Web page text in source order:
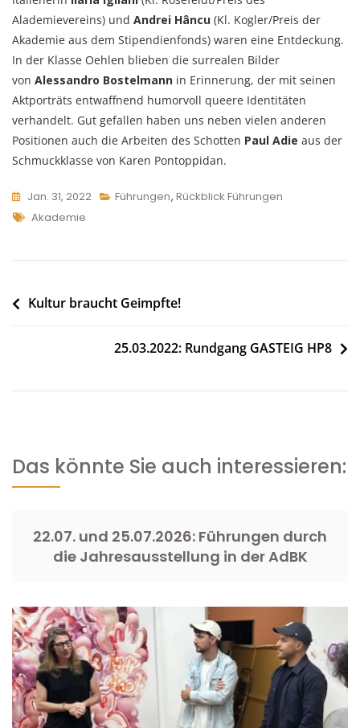
Alademievereins) und Andrei Hâncu (Kl. Kogler/Preis der
Akademie aus dem Stipendienfonds) waren eine Entdeckung.
In der Klasse Oehlen blieben die surrealen Bilder
von Alessandro Bostelmann in Erinnerung, der mit seinen
Aktporträts entwaffnend humorvoll queere Identitäten
verhandelt. Gut gefallen haben uns neben vielen anderen
Positionen auch die Arbeiten des Schotten Paul Adie aus der
Schmuckklasse von Karen Pontoppidan.
Jan. 31, 2022 Führungen, Rückblick Führungen
Tags
Akademie
Beitragsnavigation
Kultur braucht Geimpfte!
25.03.2022: Rundgang GASTEIG HP8
Das könnte Sie auch interessieren:
22.07. und 25.07.2026: Führungen durch
die Jahresausstellung in der AdBK